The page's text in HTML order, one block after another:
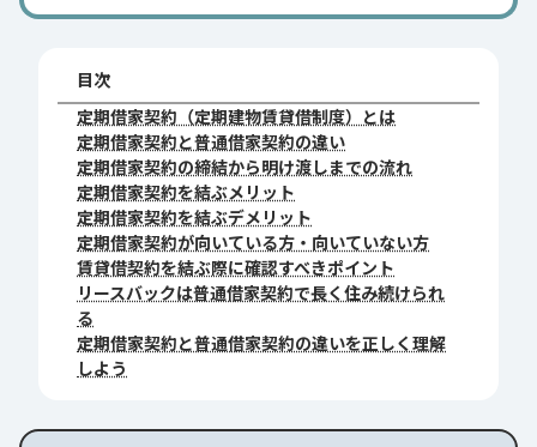
目次
定期借家契約（定期建物賃貸借制度）とは
定期借家契約と普通借家契約の違い
定期借家契約の締結から明け渡しまでの流れ
定期借家契約を結ぶメリット
定期借家契約を結ぶデメリット
定期借家契約が向いている方・向いていない方
賃貸借契約を結ぶ際に確認すべきポイント
リースバックは普通借家契約で長く住み続けられ
る
定期借家契約と普通借家契約の違いを正しく理解
しよう